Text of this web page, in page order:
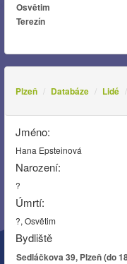
Osvětim
Terezín
Plzeň Databáze Lidé
Jméno:
Hana Epsteinová
Narození:
?
Úmrtí:
?, Osvětim
Bydliště
Sedláčkova 39, Plzeň (do